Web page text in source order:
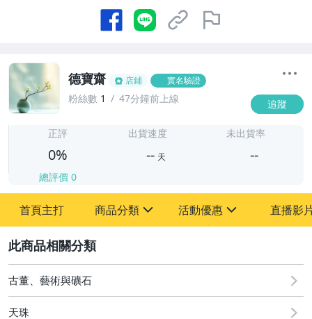
德寶齋 店鋪 實名驗證
粉絲數 1 47分鐘前上線 追蹤
-
正評
0%
總評價 0
出貨速度
-- 天
未出貨率
--
首頁主打 商品分類
其它
活動優惠
[全店] 追蹤本賣場立減60元【粉絲轉享】
直播影
古董、藝術與礦石
天珠